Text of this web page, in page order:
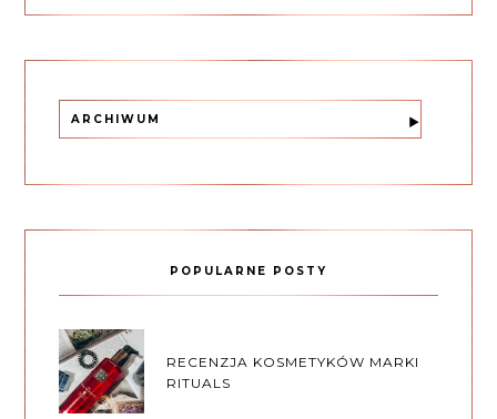
ARCHIWUM
POPULARNE POSTY
RECENZJA KOSMETYKÓW MARKI
RITUALS